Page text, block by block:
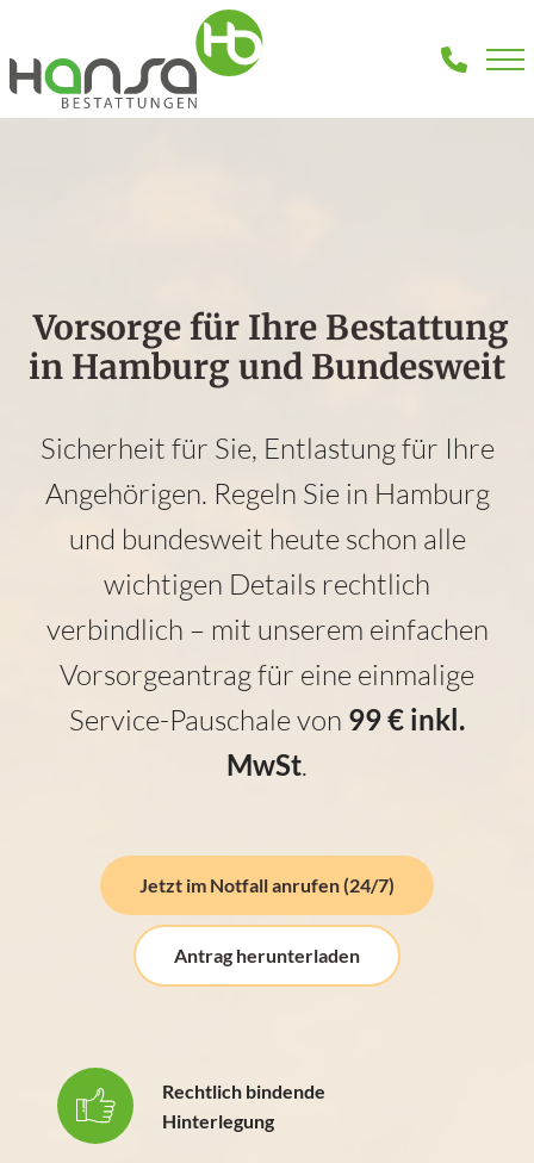
Vorsorge für Ihre Bestattung
in Hamburg und Bundesweit
Sicherheit für Sie, Entlastung für Ihre
Angehörigen. Regeln Sie in Hamburg
und bundesweit heute schon alle
wichtigen Details rechtlich
verbindlich – mit unserem einfachen
Vorsorgeantrag für eine einmalige
Service-Pauschale von 99 € inkl.
MwSt.
Jetzt im Notfall anrufen (24/7)
Antrag herunterladen
Rechtlich bindende
Hinterlegung